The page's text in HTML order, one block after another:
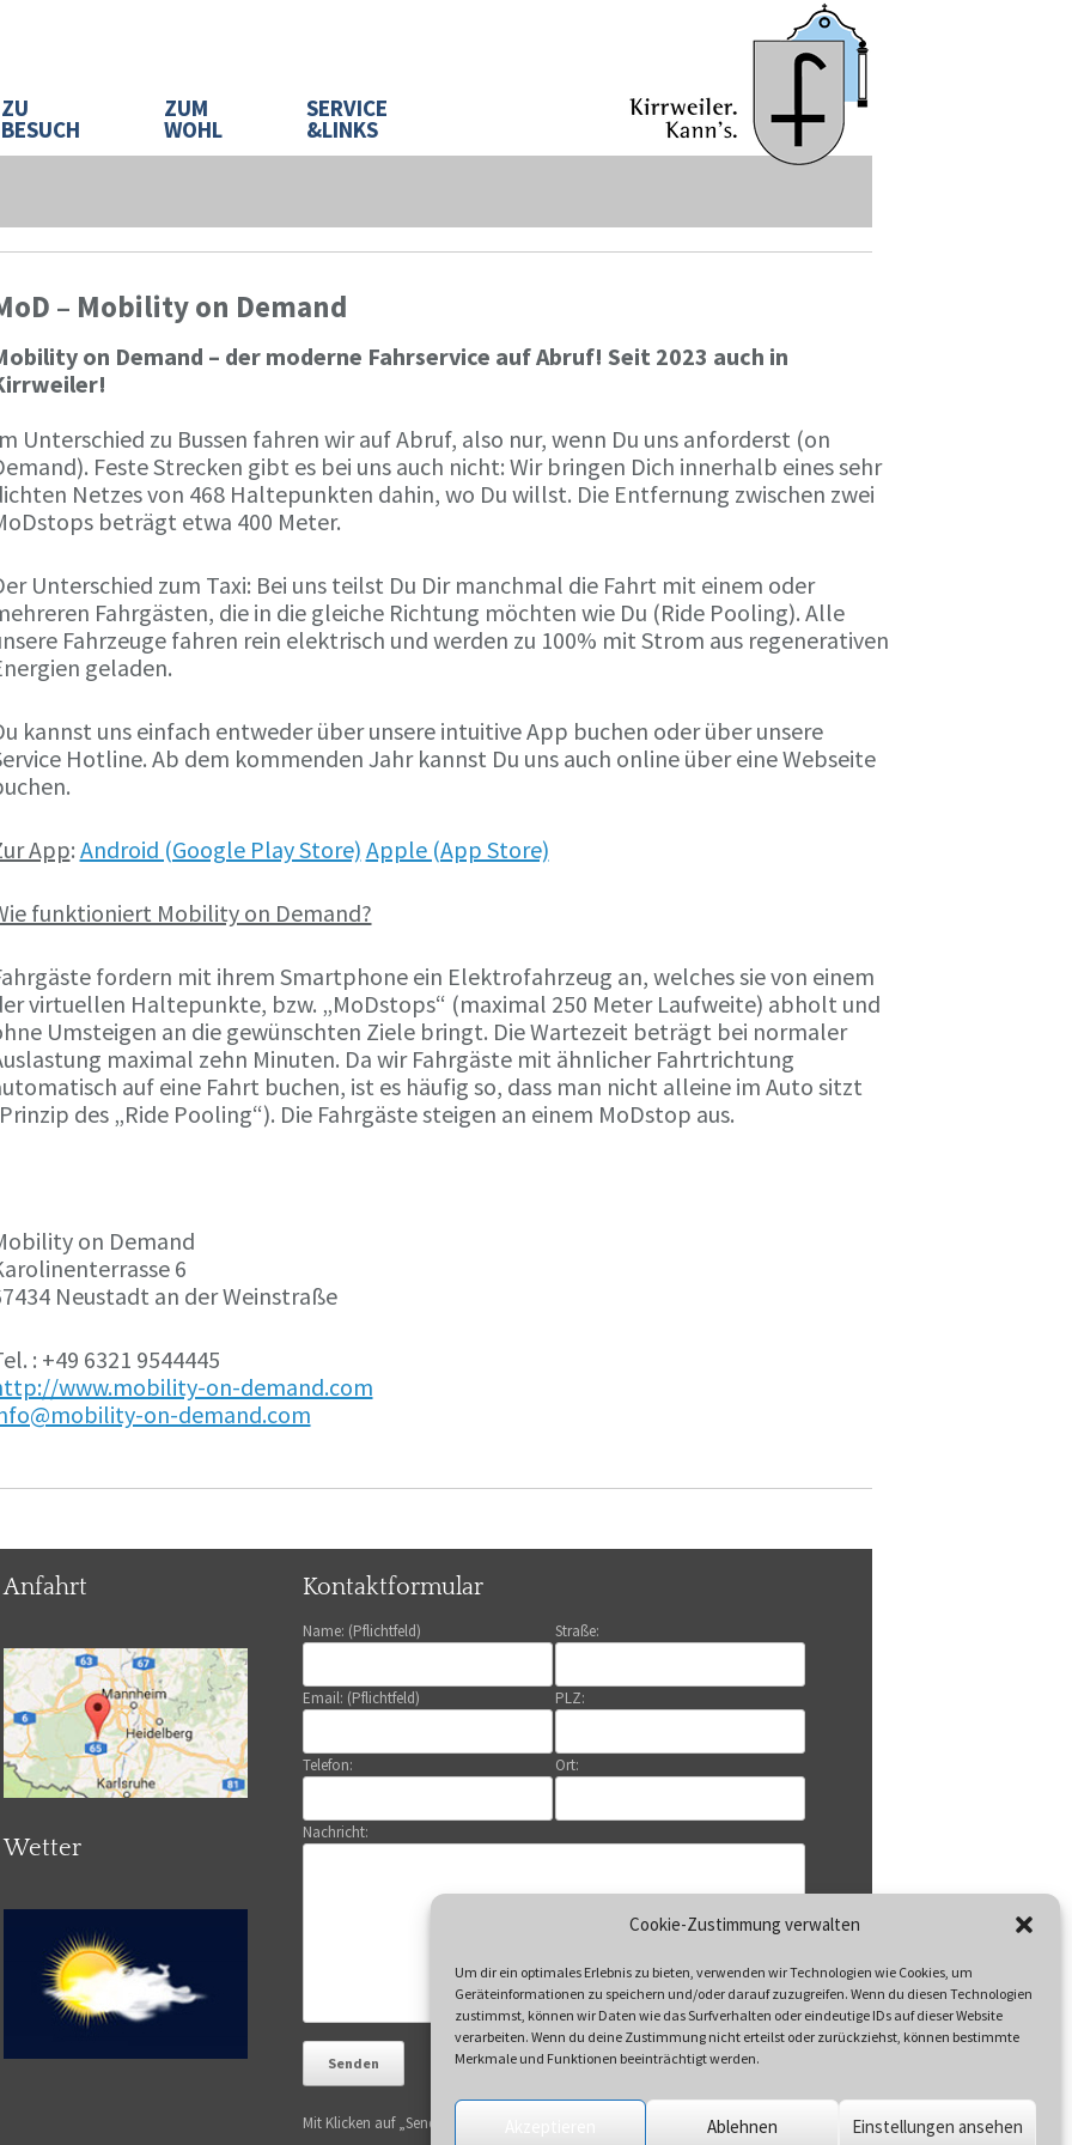
Cookie-Zustimmung verwalten
Um dir ein optimales Erlebnis zu bieten, verwenden wir Technologien wie Cookies, um
Geräteinformationen zu speichern und/oder darauf zuzugreifen. Wenn du diesen Technologien
zustimmst, können wir Daten wie das Surfverhalten oder eindeutige IDs auf dieser Website
verarbeiten. Wenn du deine Zustimmung nicht erteilst oder zurückziehst, können bestimmte
Merkmale und Funktionen beeinträchtigt werden.
Ablehnen Einstellungen ansehen
ZU
BESUCH
ZUM
WOHL
SERVICE
&LINKS
– Mobility on Demand
on Demand – der moderne Fahrservice auf Abruf! Seit 2023 auch in
Unterschied zu Bussen fahren wir auf Abruf, also nur, wenn Du uns anforderst (on
Feste Strecken gibt es bei uns auch nicht: Wir bringen Dich innerhalb eines sehr
Netzes von 468 Haltepunkten dahin, wo Du willst. Die Entfernung zwischen zwei
beträgt etwa 400 Meter.
Unterschied zum Taxi: Bei uns teilst Du Dir manchmal die Fahrt mit einem oder
Fahrgästen, die in die gleiche Richtung möchten wie Du (Ride Pooling). Alle
Fahrzeuge fahren rein elektrisch und werden zu 100% mit Strom aus regenerativen
geladen.
kannst uns einfach entweder über unsere intuitive App buchen oder über unsere
Hotline. Ab dem kommenden Jahr kannst Du uns auch online über eine Webseite
App: Android (Google Play Store) Apple (App Store)
funktioniert Mobility on Demand?
fordern mit ihrem Smartphone ein Elektrofahrzeug an, welches sie von einem
virtuellen Haltepunkte, bzw. „MoDstops“ (maximal 250 Meter Laufweite) abholt und
Umsteigen an die gewünschten Ziele bringt. Die Wartezeit beträgt bei normaler
maximal zehn Minuten. Da wir Fahrgäste mit ähnlicher Fahrtrichtung
auf eine Fahrt buchen, ist es häufig so, dass man nicht alleine im Auto sitzt
des „Ride Pooling“). Die Fahrgäste steigen an einem MoDstop aus.
on Demand
6
Neustadt an der Weinstraße
: +49 6321 9544445
www.mobility-on-demand.com
on-demand.com
Anfahrt
Wetter
Kontaktformular
Name: (Pflichtfeld)
Email: (Pflichtfeld)
Telefon:
Straße:
PLZ:
Ort:
Nachricht:
Mit Klicken auf „Senden“ akzeptieren Sie unsere Datenschutzerklärung